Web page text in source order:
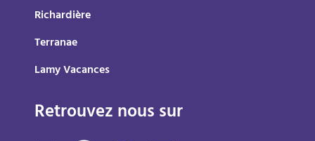
Richardière
Terranae
Lamy Vacances
Retrouvez nous sur